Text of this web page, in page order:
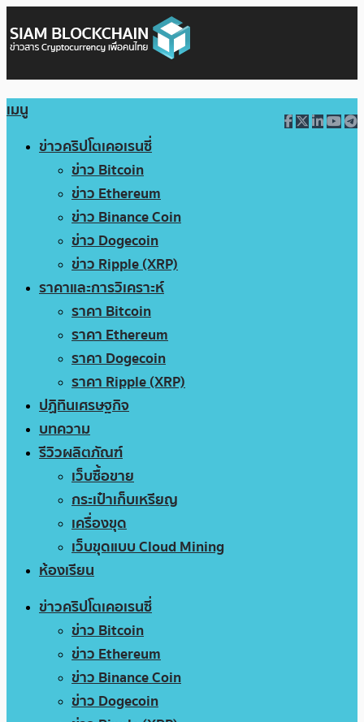
เมนู
ข่าวคริปโตเคอเรนซี่
ข่าว Bitcoin
ข่าว Ethereum
ข่าว Binance Coin
ข่าว Dogecoin
ข่าว Ripple (XRP)
ราคาและการวิเคราะห์
ราคา Bitcoin
ราคา Ethereum
ราคา Dogecoin
ราคา Ripple (XRP)
ปฏิทินเศรษฐกิจ
บทความ
รีวิวผลิตภัณฑ์
เว็บซื้อขาย
กระเป๋าเก็บเหรียญ
เครื่องขุด
เว็บขุดแบบ Cloud Mining
ห้องเรียน
ข่าวคริปโตเคอเรนซี่
ข่าว Bitcoin
ข่าว Ethereum
ข่าว Binance Coin
ข่าว Dogecoin